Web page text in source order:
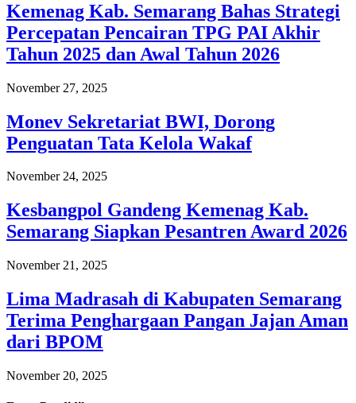
Kemenag Kab. Semarang Bahas Strategi
Percepatan Pencairan TPG PAI Akhir
Tahun 2025 dan Awal Tahun 2026
November 27, 2025
Monev Sekretariat BWI, Dorong
Penguatan Tata Kelola Wakaf
November 24, 2025
Kesbangpol Gandeng Kemenag Kab.
Semarang Siapkan Pesantren Award 2026
November 21, 2025
Lima Madrasah di Kabupaten Semarang
Terima Penghargaan Pangan Jajan Aman
dari BPOM
November 20, 2025